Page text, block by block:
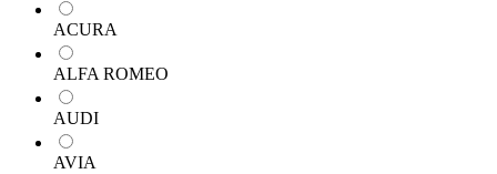
ACURA
ALFA ROMEO
AUDI
AVIA